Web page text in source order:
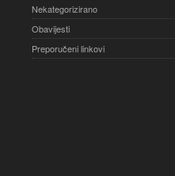
Nekategorizirano
Obavijesti
Preporučeni linkovi